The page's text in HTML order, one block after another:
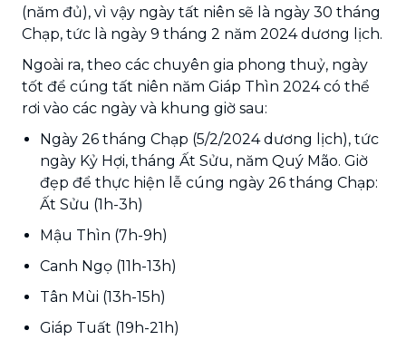
(năm đủ), vì vậy ngày tất niên sẽ là ngày 30 tháng
Chạp, tức là ngày 9 tháng 2 năm 2024 dương lịch.
Ngoài ra, theo các chuyên gia phong thuỷ, ngày
tốt để cúng tất niên năm Giáp Thìn 2024 có thể
rơi vào các ngày và khung giờ sau:
Ngày 26 tháng Chạp (5/2/2024 dương lịch), tức
ngày Kỷ Hợi, tháng Ất Sửu, năm Quý Mão. Giờ
đẹp để thực hiện lễ cúng ngày 26 tháng Chạp:
Ất Sửu (1h-3h)
Mậu Thìn (7h-9h)
Canh Ngọ (11h-13h)
Tân Mùi (13h-15h)
Giáp Tuất (19h-21h)